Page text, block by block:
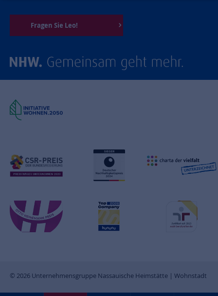
Fragen Sie Leo!
© 2026 Unternehmensgruppe Nassauische Heimstätte | Wohnstadt